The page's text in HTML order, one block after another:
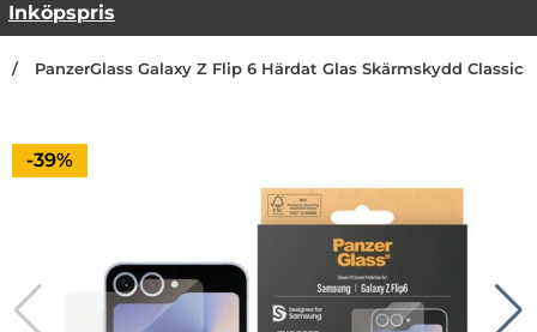
Inköpspris
PanzerGlass Galaxy Z Flip 6 Härdat Glas Skärmskydd Classic
Priset är nedsatt med
-39%